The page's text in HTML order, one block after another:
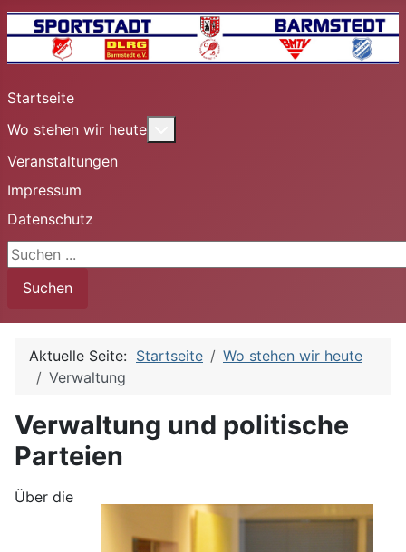
Startseite
Wo stehen wir heute
Veranstaltungen
Impressum
Datenschutz
Suchen ...
Suchen
Aktuelle Seite: Startseite
Wo stehen wir heute
Verwaltung
Verwaltung und politische
Parteien
Über die